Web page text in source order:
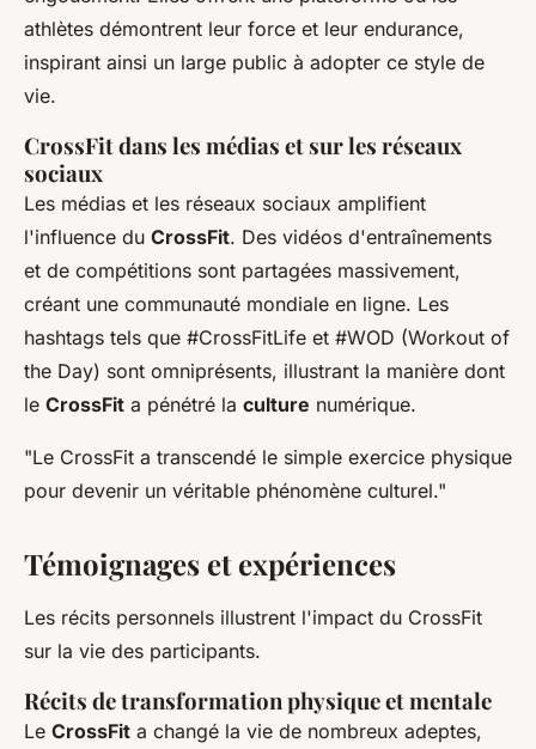
athlètes démontrent leur force et leur endurance,
inspirant ainsi un large public à adopter ce style de
vie.
CrossFit dans les médias et sur les réseaux
sociaux
Les médias et les réseaux sociaux amplifient
l'influence du CrossFit. Des vidéos d'entraînements
et de compétitions sont partagées massivement,
créant une communauté mondiale en ligne. Les
hashtags tels que #CrossFitLife et #WOD (Workout of
the Day) sont omniprésents, illustrant la manière dont
le CrossFit a pénétré la culture numérique.
"Le CrossFit a transcendé le simple exercice physique
pour devenir un véritable phénomène culturel."
Témoignages et expériences
Les récits personnels illustrent l'impact du CrossFit
sur la vie des participants.
Récits de transformation physique et mentale
Le CrossFit a changé la vie de nombreux adeptes,